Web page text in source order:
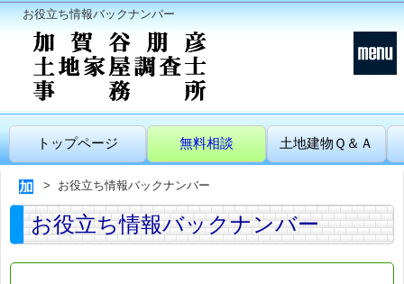
お役立ち情報バックナンバー
トップページ 無料相談 土地建物Ｑ＆Ａ
お役立ち情報バックナンバー
お役立ち情報バックナンバー